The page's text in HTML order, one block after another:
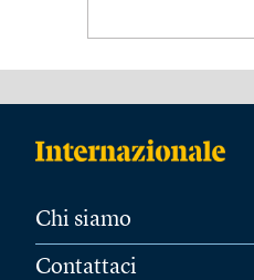
Chi siamo
Contattaci